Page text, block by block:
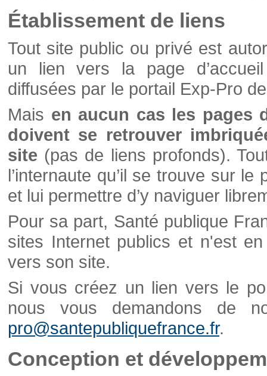
Établissement de liens
Tout site public ou privé est
un lien vers la page
diffusées par le portail Exp-Pro
Mais en aucun cas les pages
doivent se retrouver
site (pas de liens profonds).
l’internaute qu’il se trouve sur
et lui permettre d’y naviguer
Pour sa part, Santé publique
sites Internet publics et n'est
vers son site.
Si vous créez un lien vers le
nous vous demandons de
pro@santepubliquefrance.fr.
Conception et